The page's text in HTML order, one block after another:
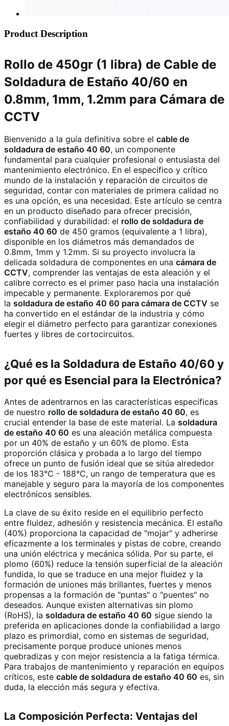
Product Description
Rollo de 450gr (1 libra) de Cable de
Soldadura de Estaño 40/60 en
0.8mm, 1mm, 1.2mm para Cámara de
CCTV
Bienvenido a la guía definitiva sobre el cable de
soldadura de estaño 40 60, un componente
fundamental para cualquier profesional o entusiasta del
mantenimiento electrónico. En el específico y crítico
mundo de la instalación y reparación de circuitos de
seguridad, contar con materiales de primera calidad no
es una opción, es una necesidad. Este artículo se centra
en un producto diseñado para ofrecer precisión,
confiabilidad y durabilidad: el rollo de soldadura de
estaño 40 60 de 450 gramos (equivalente a 1 libra),
disponible en los diámetros más demandados de
0.8mm, 1mm y 1.2mm. Si su proyecto involucra la
delicada soldadura de componentes en una cámara de
CCTV, comprender las ventajas de esta aleación y el
calibre correcto es el primer paso hacia una instalación
impecable y permanente. Exploraremos por qué
la soldadura de estaño 40 60 para cámara de CCTV se
ha convertido en el estándar de la industria y cómo
elegir el diámetro perfecto para garantizar conexiones
fuertes y libres de cortocircuitos.
¿Qué es la Soldadura de Estaño 40/60 y
por qué es Esencial para la Electrónica?
Antes de adentrarnos en las características específicas
de nuestro rollo de soldadura de estaño 40 60, es
crucial entender la base de este material. La soldadura
de estaño 40 60 es una aleación metálica compuesta
por un 40% de estaño y un 60% de plomo. Esta
proporción clásica y probada a lo largo del tiempo
ofrece un punto de fusión ideal que se sitúa alrededor
de los 183°C - 188°C, un rango de temperatura que es
manejable y seguro para la mayoría de los componentes
electrónicos sensibles.
La clave de su éxito reside en el equilibrio perfecto
entre fluidez, adhesión y resistencia mecánica. El estaño
(40%) proporciona la capacidad de "mojar" y adherirse
eficazmente a los terminales y pistas de cobre, creando
una unión eléctrica y mecánica sólida. Por su parte, el
plomo (60%) reduce la tensión superficial de la aleación
fundida, lo que se traduce en una mejor fluidez y la
formación de uniones más brillantes, fuertes y menos
propensas a la formación de "puntas" o "puentes" no
deseados. Aunque existen alternativas sin plomo
(RoHS), la soldadura de estaño 40 60 sigue siendo la
preferida en aplicaciones donde la confiabilidad a largo
plazo es primordial, como en sistemas de seguridad,
precisamente porque produce uniones menos
quebradizas y con mejor resistencia a la fatiga térmica.
Para trabajos de mantenimiento y reparación en equipos
críticos, este cable de soldadura de estaño 40 60 es, sin
duda, la elección más segura y efectiva.
La Composición Perfecta: Ventajas del